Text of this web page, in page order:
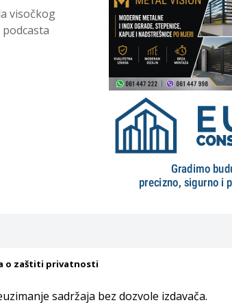
visočkog
o zaštiti privatnosti
sadržaja bez dozvole izdavača.